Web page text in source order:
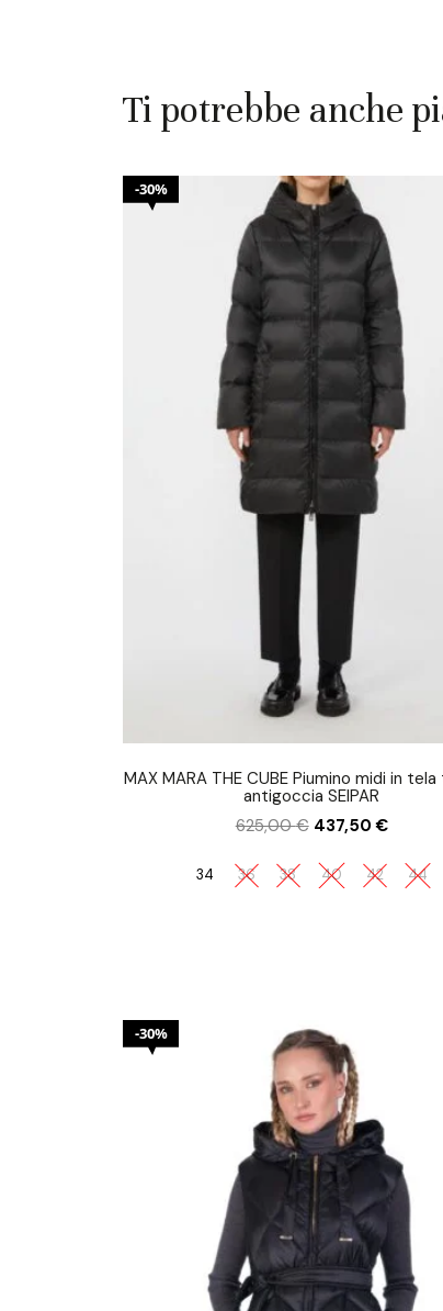
Ti potrebbe anche
30%
MAX MARA THE CUBE Piumino midi in
antigoccia SEIPAR
625,00€ 437,50€
34 36 38 40 42 44
30%